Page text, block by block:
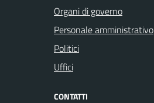
Organi di governo
Personale amministrativo
Politici
Uffici
CONTATTI